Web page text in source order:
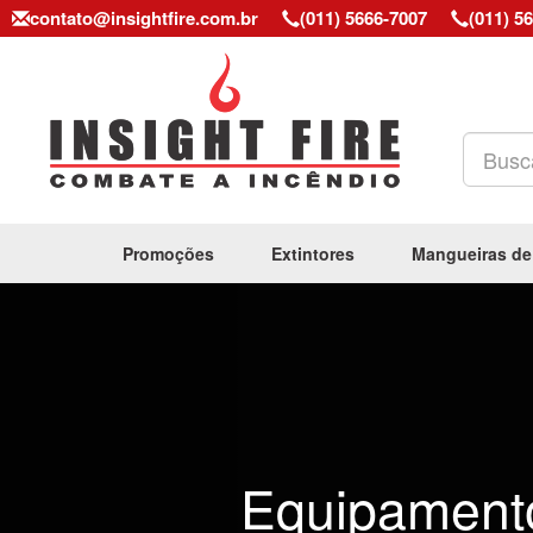
contato@insightfire.com.br (011) 5666-7007 (011)
Promoções Extintores Mangueiras